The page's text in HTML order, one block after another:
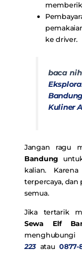
ke driver.
baca
Kuliner
Jangan ragu
Bandung
kalian.
terpercaya, dan
semua.
Jika tertarik
Sewa Elf
223atau0877-